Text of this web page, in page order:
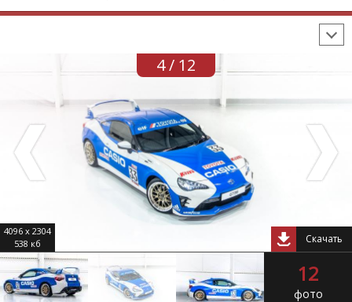
4 / 12
4096 x 2304
538 кб
Скачать
12
фото